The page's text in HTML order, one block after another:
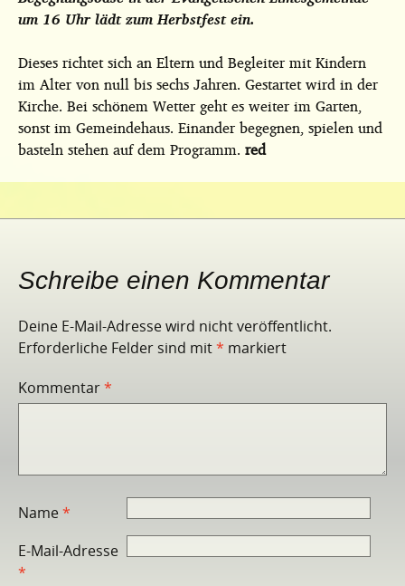
um 16 Uhr lädt zum Herbstfest ein.
Dieses richtet sich an Eltern und Begleiter mit Kindern
im Alter von null bis sechs Jahren. Gestartet wird in der
Kirche. Bei schönem Wetter geht es weiter im Garten,
sonst im Gemeindehaus. Einander begegnen, spielen und
basteln stehen auf dem Programm. red
Schreibe einen Kommentar
Deine E-Mail-Adresse wird nicht veröffentlicht.
Erforderliche Felder sind mit* markiert
Kommentar*
Name*
E-Mail-Adresse
*